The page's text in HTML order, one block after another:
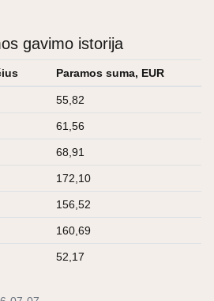
gavimo istorija
Paramos suma, EUR
55,82
61,56
68,91
172,10
156,52
160,69
52,17